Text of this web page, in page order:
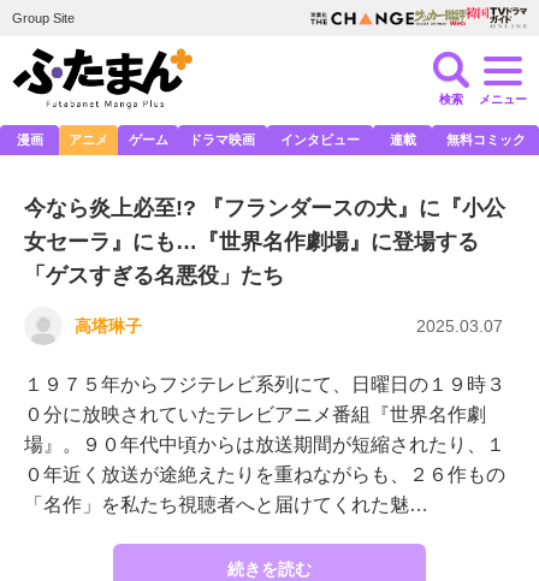
Group Site
検索 メニュー
漫画 アニメ ゲーム ドラマ映画 インタビュー 連載 無料コミック
今なら炎上必至!? 『フランダースの犬』に『小公
女セーラ』にも…『世界名作劇場』に登場する
「ゲスすぎる名悪役」たち
高塔琳子 2025.03.07
１９７５年からフジテレビ系列にて、日曜日の１９時３
０分に放映されていたテレビアニメ番組『世界名作劇
場』。９０年代中頃からは放送期間が短縮されたり、１
０年近く放送が途絶えたりを重ねながらも、２６作もの
「名作」を私たち視聴者へと届けてくれた魅…
続きを読む